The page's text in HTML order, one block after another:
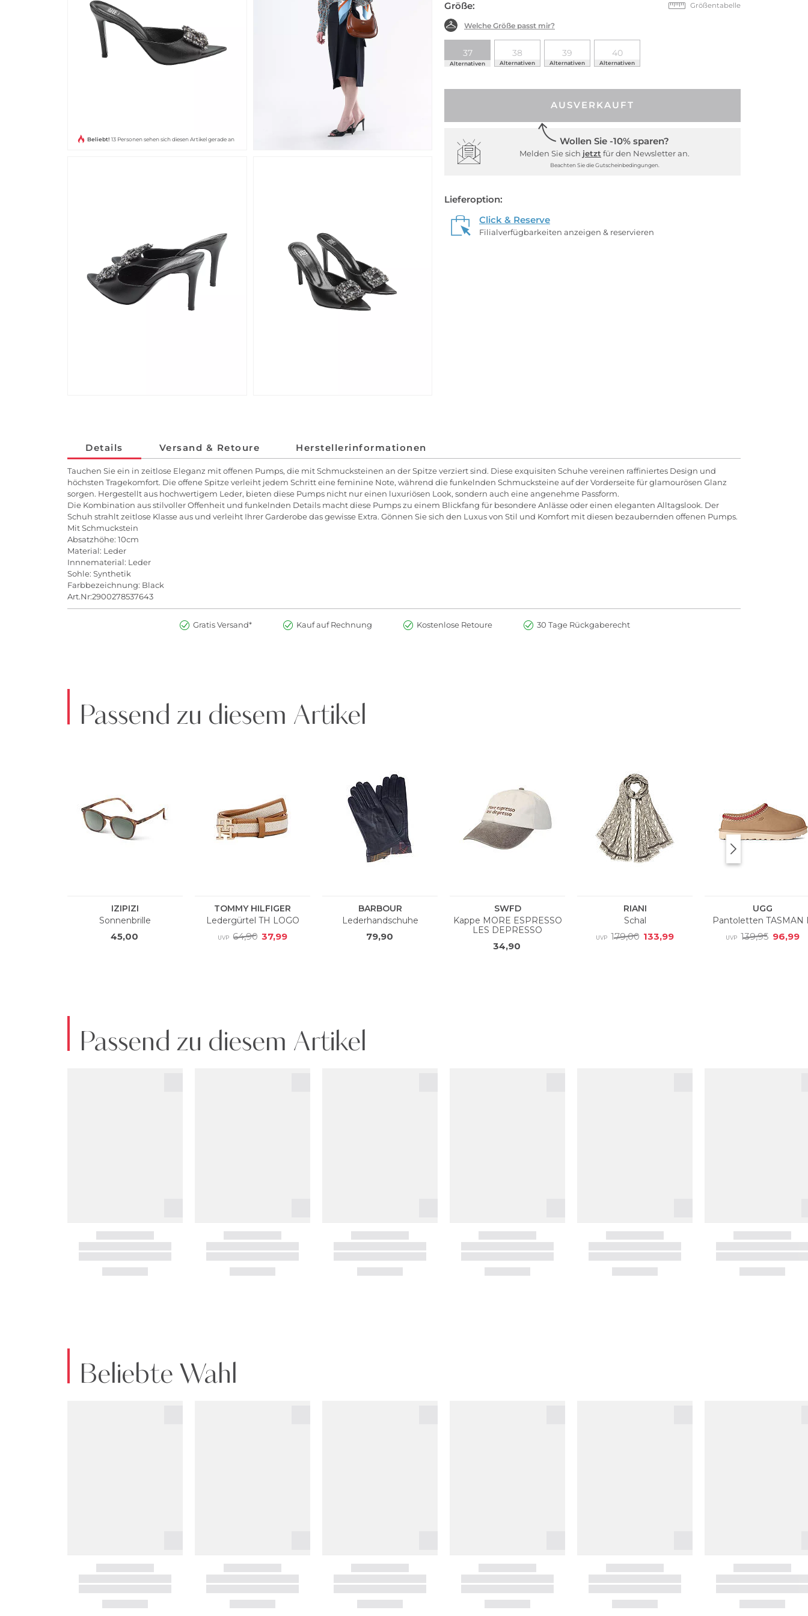
Beliebt! 13 Personen sehen sich diesen Artikel gerade an
Größe: Größentabelle
Welche Größe passt mir?
37
Alternativen
38
Alternativen
39
Alternativen
40
Alternativen
AUSVERKAUFT
Wollen Sie -10% sparen?
Melden Sie sich jetzt für den Newsletter an.
Beachten Sie die Gutscheinbedingungen.
Lieferoption:
Click & Reserve
Filialverfügbarkeiten anzeigen & reservieren
Details Versand & Retoure Herstellerinformationen
Tauchen Sie ein in zeitlose Eleganz mit offenen Pumps, die mit Schmucksteinen an der Spitze verziert sind. Diese exquisiten Schuhe vereinen raffiniertes Design und
höchsten Tragekomfort. Die offene Spitze verleiht jedem Schritt eine feminine Note, während die funkelnden Schmucksteine auf der Vorderseite für glamourösen Glanz
sorgen. Hergestellt aus hochwertigem Leder, bieten diese Pumps nicht nur einen luxuriösen Look, sondern auch eine angenehme Passform.
Die Kombination aus stilvoller Offenheit und funkelnden Details macht diese Pumps zu einem Blickfang für besondere Anlässe oder einen eleganten Alltagslook. Der
Schuh strahlt zeitlose Klasse aus und verleiht Ihrer Garderobe das gewisse Extra. Gönnen Sie sich den Luxus von Stil und Komfort mit diesen bezaubernden offenen Pumps.
Mit Schmuckstein
Absatzhöhe: 10cm
Material: Leder
Innnematerial: Leder
Sohle: Synthetik
Farbbezeichnung: Black
Art.Nr:2900278537643
Gratis Versand* Kauf auf Rechnung Kostenlose Retoure 30 Tage Rückgaberecht
Passend zu diesem Artikel
Passend zu diesem Artikel
Beliebte Wahl